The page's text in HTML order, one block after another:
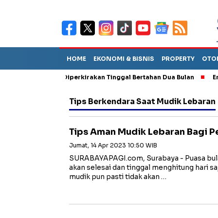
HOME EKONOMI & BISNIS PROPERTY
Sebut TPA Diperkirakan Tinggal Bertahan Dua Bulan Empat
Tips Berkendara Saat Mudik Lebaran
Tips Aman Mudik Lebaran Bagi
Jumat, 14 Apr 2023 10:50 WIB
SURABAYAPAGI.com, Surabaya - Puasa
akan selesai dan tinggal menghitung hari
mudik pun pasti tidak akan …